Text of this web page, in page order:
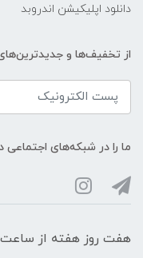
دانلود اپلیکیشن اندروبد
از تخفیف‌ها و
ما را در شبکه‌های اجتماعی
هفت روز هفته از ساعت 9 تا 21 پاسخگوی شما هستیم